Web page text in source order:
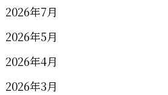
2026年7月
2026年5月
2026年4月
2026年3月